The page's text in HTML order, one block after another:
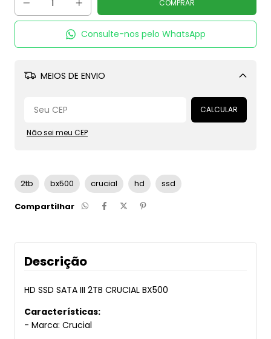
Consulte-nos pelo WhatsApp
MEIOS DE ENVIO
Alterar CEP
CALCULAR
Não sei meu CEP
2tb bx500 crucial hd
ssd
Compartilhar
Descrição
HD SSD SATA III 2TB CRUCIAL BX500
Características:
- Marca: Crucial